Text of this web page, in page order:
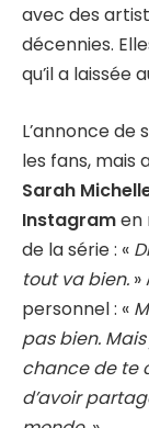
avec des
décennies.
qu’il a laissée
L’annonce
les fans, mais
Sarah
Instagramen
de la série : «
tout va bien.
personnel : «
pas bien.
chance de te
d’avoir